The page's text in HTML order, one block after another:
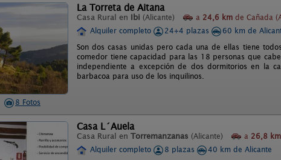
8 Fotos
La Torreta de Aitana
Casa Rural en Ibi (Alicante) a 24,6 km de Cañada
Alquiler completo
24+4 plazas 60 km de
Son dos casas unidas pero cada una de ellas tiene
comedor tiene capacidad para las 18 personas que
independiente a excepción de dos dormitorios en la
barbacoa para uso de los inquilinos.
Casa L´Auela
Casa Rural en Torremanzanas (Alicante) a 26,8 km
Alquiler completo
8 plazas
40 km de Alicante